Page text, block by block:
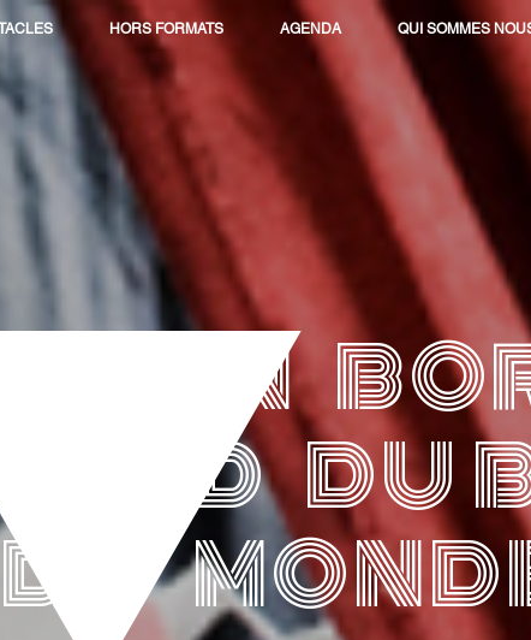
HORS FORMATS AGENDA QUI SOMMES
EN
DU
DU